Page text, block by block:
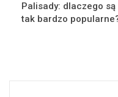
Palisady: dlaczego są
tak bardzo